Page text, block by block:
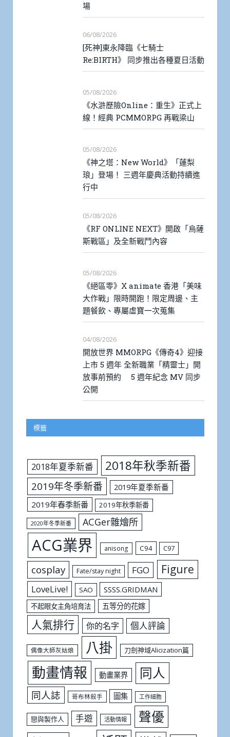
場
06/08/2026
[死神]東永降臨《七騎士
Re:BIRTH》 同步推出各種夏日活動
05/08/2026
《水滸歷險Online：重生》正式上
線！經典 PCMMORPG 再戰梁山
05/08/2026
《神之塔：New World》「蓮梨
琅」登場！ 三週年慶典活動持續進
行中
05/08/2026
《RF ONLINE NEXT》開啟「烏薩
斯戰區」及全新戰鬥內容
05/08/2026
《絕區零》X animate 香港「美味
大作戰」限時開跑！限定周邊、主
題餐飲、專屬虛寶一次蒐集
04/08/2026
開放世界 MMORPG《傳奇4》迎接
上市 5 週年 全新職業「精靈士」開
放事前預約 5 週年紀念 MV 同步
公開
標籤
2018年夏季新番 2018年秋季新番
2019年冬季新番
2019年夏季新番
2019年春季新番
2019年秋季新番
2020年冬季新番 ACGer雜燴所
ACG業界 anisong C94 C97
cosplay Fate/stay night FGO Figure
LoveLive! SAO SSSS.GRIDMAN
不起眼女主角培育法 五等分的花嫁
人氣排行 你的名字 個人評論
偶像大師灰姑娘 八掛 刀劍神域Alicization篇
動畫情報 動畫業界 同人
同人誌 哥布林殺手 圖集 工作細胞
戀與製作人 手遊 活動情報 聲優